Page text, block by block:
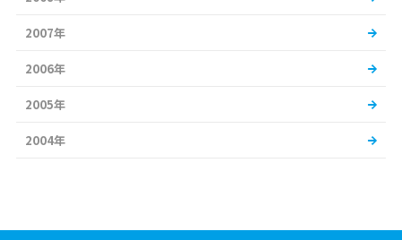
2007年
2006年
2005年
2004年